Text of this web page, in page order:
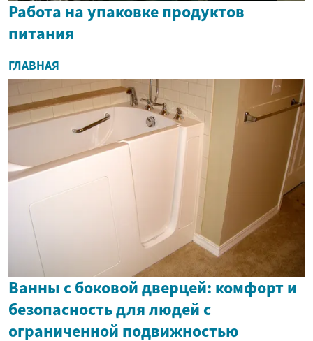
Работа на упаковке продуктов
питания
ГЛАВНАЯ
Ванны с боковой дверцей: комфорт и
безопасность для людей с
ограниченной подвижностью